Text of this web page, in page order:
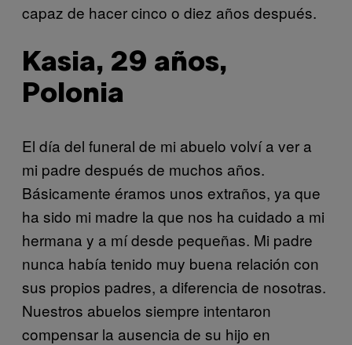
capaz de hacer cinco o diez años después.
Kasia, 29 años,
Polonia
El día del funeral de mi abuelo volví a ver a
mi padre después de muchos años.
Básicamente éramos unos extraños, ya que
ha sido mi madre la que nos ha cuidado a mi
hermana y a mí desde pequeñas. Mi padre
nunca había tenido muy buena relación con
sus propios padres, a diferencia de nosotras.
Nuestros abuelos siempre intentaron
compensar la ausencia de su hijo en